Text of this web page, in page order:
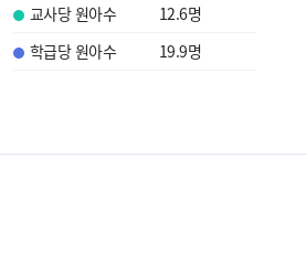
교사당 원아수 12.6명
학급당 원아수
19.9명